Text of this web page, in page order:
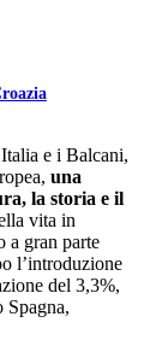
e i Balcani,
una
la storia e il
vita in
a gran parte
l’introduzione
del 3,3%,
Spagna,